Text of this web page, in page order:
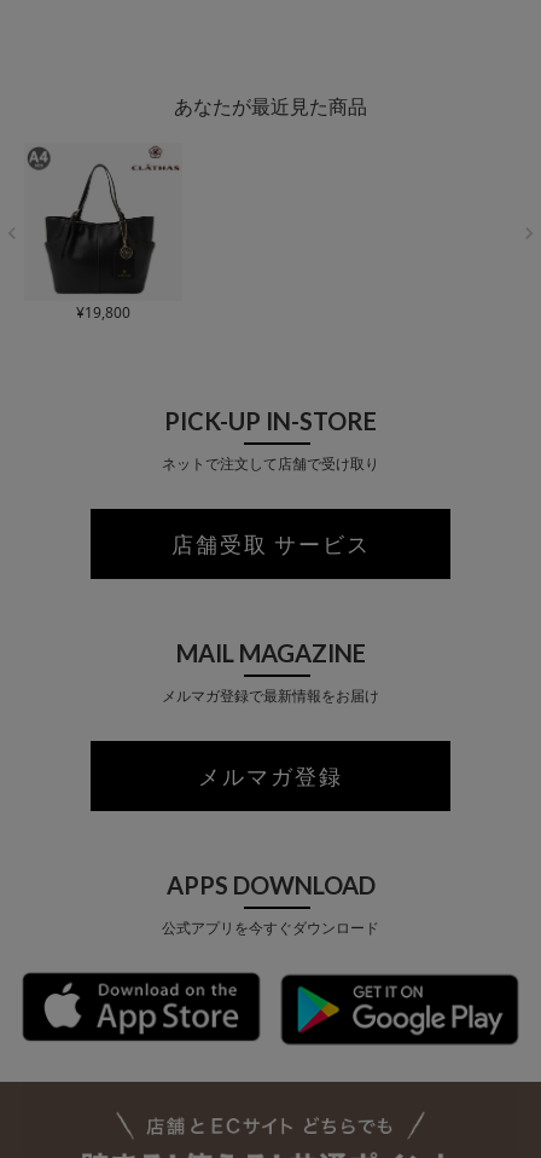
あなたが最近見た商品
¥19,800
PICK-UP IN-STORE
ネットで注文して店舗で受け取り
店舗受取 サービス
MAIL MAGAZINE
メルマガ登録で最新情報をお届け
メルマガ登録
APPS DOWNLOAD
公式アプリを今すぐダウンロード